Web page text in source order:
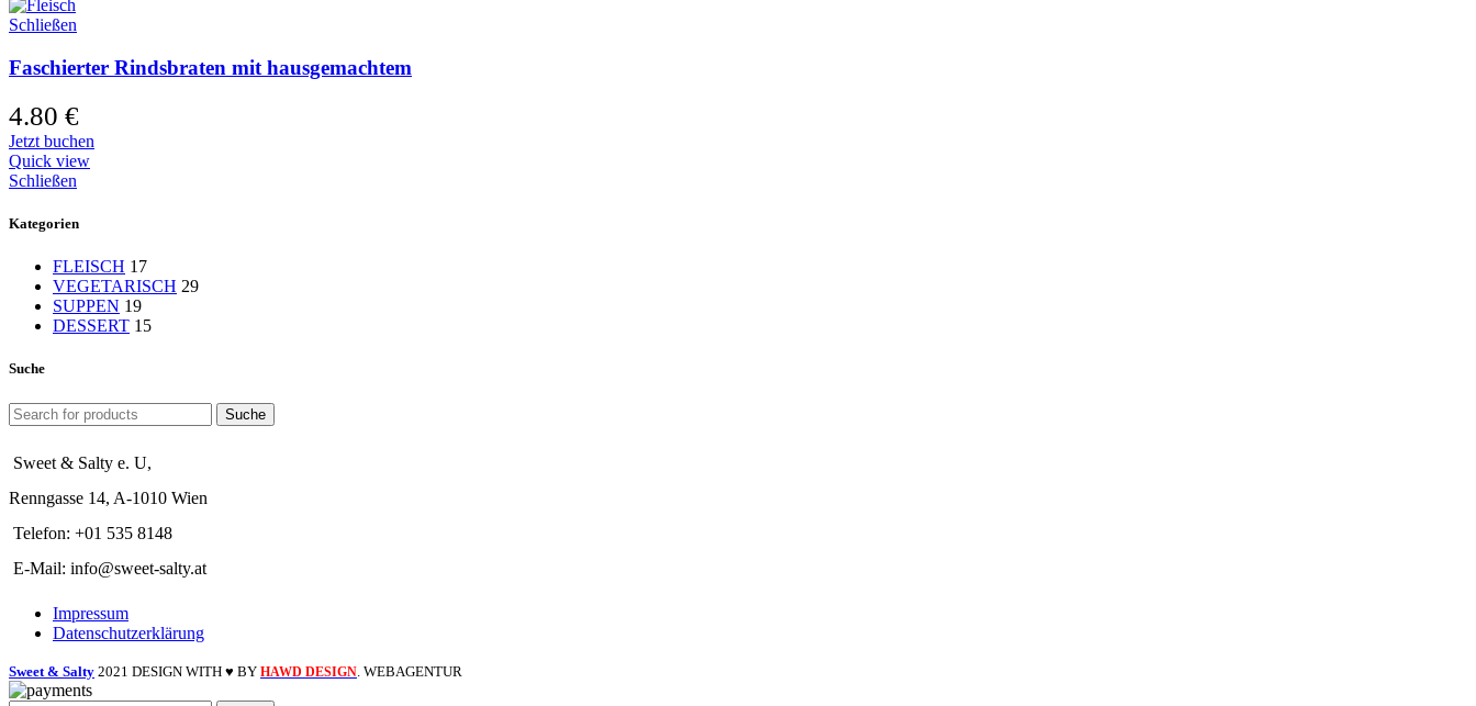
Schließen
Faschierter Rindsbraten mit hausgemachtem
4.80 €
Jetzt buchen
Quick view
Schließen
Kategorien
FLEISCH 17
VEGETARISCH 29
SUPPEN 19
DESSERT 15
Suche
Suche
Sweet & Salty e. U,
Renngasse 14, A-1010 Wien
Telefon: +01 535 8148
E-Mail: info@sweet-salty.at
Impressum
Datenschutzerklärung
Sweet & Salty 2021 DESIGN WITH ♥ BY HAWD DESIGN . WEBAGENTUR